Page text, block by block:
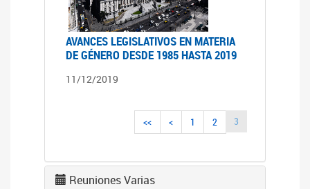
AVANCES LEGISLATIVOS EN MATERIA
DE GÉNERO DESDE 1985 HASTA 2019
11/12/2019
<< < 1 2 3
Reuniones Varias